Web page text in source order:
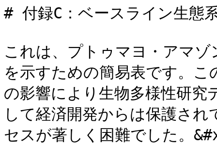
# 付録C：ベースライン生態
これは、プトゥマヨ・アマゾ
を示すための簡易表です。こ
の影響により生物多様性研究
して経済開発からは保護さ
セスが著しく困難でした。